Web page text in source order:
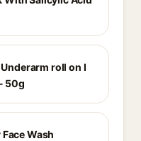
roll on I
50g
Wash